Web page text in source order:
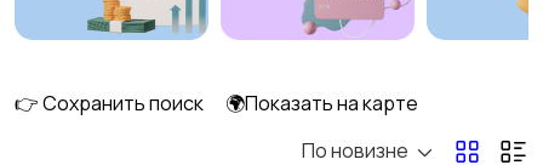
стабилизаторы
оборудование
👉 Сохранить поиск
🌍Показать на карте
По новизне